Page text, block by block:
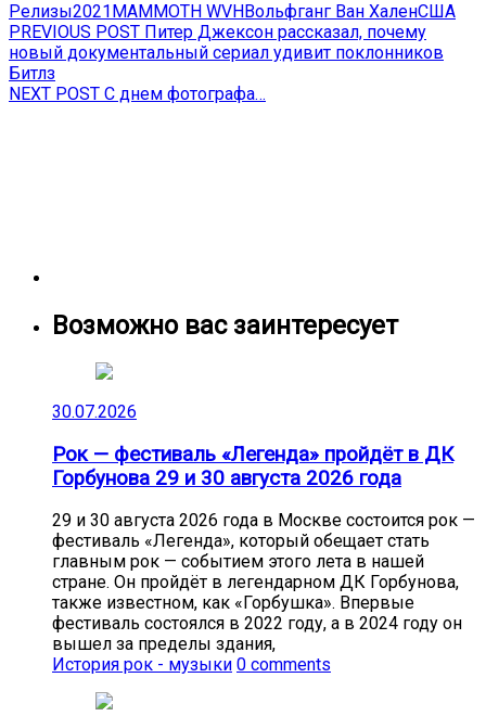
Релизы2021MAMMOTH WVHВольфганг Ван ХаленСША
Навигация
по
записям
PREVIOUS POST Previous
post:
Питер Джексон рассказал, почему
новый документальный сериал удивит поклонников
Битлз
NEXT POST Next
С днем фотографа…
Возможно вас заинтересует
30.07.2026
Рок — фестиваль «Легенда» пройдёт в ДК
Горбунова 29 и 30 августа 2026 года
29 и 30 августа 2026 года в Москве состоится рок —
фестиваль «Легенда», который обещает стать
главным рок — событием этого лета в нашей
стране. Он пройдёт в легендарном ДК Горбунова,
также известном, как «Горбушка». Впервые
фестиваль состоялся в 2022 году, а в 2024 году он
вышел за пределы здания,
История рок - музыки 0 comments